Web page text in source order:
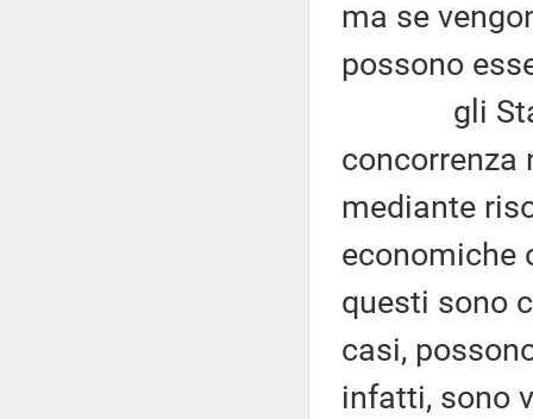
ma se
possono
gli Stati
concorrenza
mediante
economiche
questi sono
casi,
infatti, sono